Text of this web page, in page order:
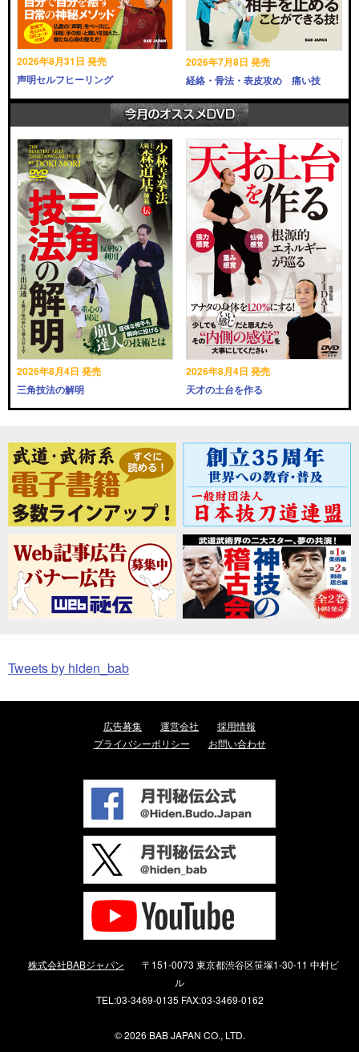
2026年8月31日 発売
声明セルフヒーリング
2026年7月8日 発売
経絡・骨法・表皮攻め 痛い技
2026年8月4日 発売
三角技法の解明
2026年8月4日 発売
天才の土台を作る
Tweets by hiden_bab
広告募集 運営会社
採用情報
プライバシーポリシー
お問い合わせ
株式会社BABジャパン
〒151-0073 東京都渋谷区笹塚1-30-11 中村ビ
ル
TEL:03-3469-0135 FAX:03-3469-0162
©2026 BAB JAPAN CO., LTD.